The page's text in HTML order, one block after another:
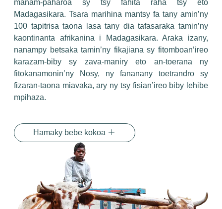
manam-paharoa sy tsy fahita raha tsy eto
Madagasikara. Tsara marihina mantsy fa tany amin’ny
100 tapitrisa taona lasa tany dia tafasaraka tamin’ny
kaontinanta afrikanina i Madagasikara. Araka izany,
nanampy betsaka tamin’ny fikajiana sy fitomboan’ireo
karazam-biby sy zava-maniry eto an-toerana ny
fitokanamonin’ny Nosy, ny fananany toetrandro sy
fizaran-taona miavaka, ary ny tsy fisian’ireo biby lehibe
mpihaza.
Hamaky bebe kokoa